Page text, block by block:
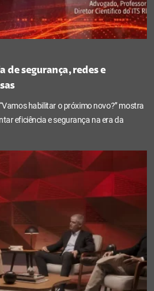
de segurança, redes e
habilitar o próximo novo?” mostra
eficiência e segurança na era da